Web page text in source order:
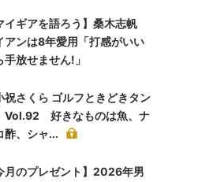
イギアを語ろう】桑木志帆
アンは8年愛用「打感がいい
手放せません!」
祝さくら ゴルフときどきタン
Vol.92 好きなものは魚、ナ
酢、シャ...
月のプレゼント】2026年男